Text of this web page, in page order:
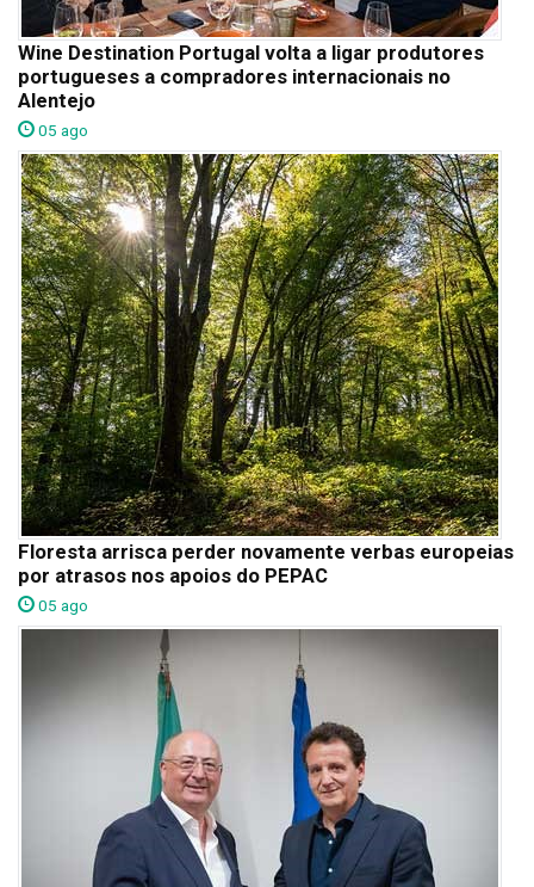
Wine Destination Portugal volta a ligar produtores
portugueses a compradores internacionais no
Alentejo
05 ago
Floresta arrisca perder novamente verbas europeias
por atrasos nos apoios do PEPAC
05 ago